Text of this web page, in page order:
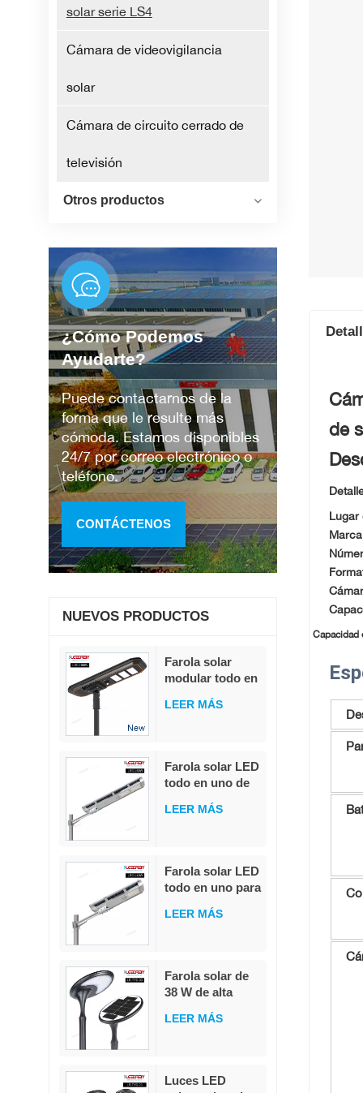
solar serie LS4
Cámara de videovigilancia
solar
Cámara de circuito cerrado de
televisión
Otros productos
¿Cómo Podemos
Ayudarte?
Puede contactarnos de la
forma que le resulte más
cómoda. Estamos disponibles
24/7 por correo electrónico o
teléfono.
CONTÁCTENOS
NUEVOS PRODUCTOS
Farola solar
modular todo en
lm/W, alto flujo
movimiento PIR,
MPPT, con
batería militar
LiFePO4.
LEER MÁS
Farola solar LED
todo en uno de
W con control
para exteriores,
resistente al
agua
LEER MÁS
Farola solar LED
todo en uno para
resistente al
LEER MÁS
Farola solar de
38 W de alta
integrada, de
LED
blanco/blanco
LEER MÁS
Luces LED
de
Lugar
Capacidad